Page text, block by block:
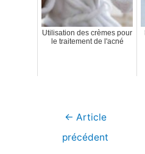
Utilisation des crèmes pour
le traitement de l'acné
Navigation
← Article
précédent